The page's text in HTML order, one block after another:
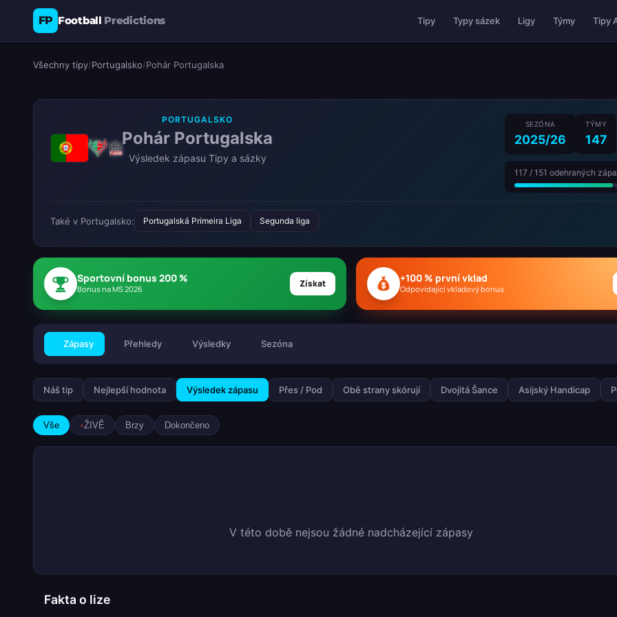
FP Football Predictions Tipy Typy sázek Ligy Týmy Tipy
Všechny tipy/Portugalsko/Pohár Portugalska
PORTUGALSKO
Pohár Portugalska
Výsledek zápasu Tipy a sázky
SEZÓNA
2025/26
TÝMY
147
117 / 151 odehraných
Také v Portugalsko: Portugalská Primeira Liga Segunda liga
Sportovní bonus 200 %
Bonus na MS 2026 Získat +100 % první vklad
Odpovídající vkladový bonus
Zápasy Přehledy Výsledky Sezóna
Náš tip Nejlepší hodnota Výsledek zápasu Přes / Pod Obě strany skórují Dvojitá Šance Asijský Handicap
Vše ŽIVĚ Brzy Dokončeno
V této době nejsou žádné nadcházející zápasy
Fakta o lize